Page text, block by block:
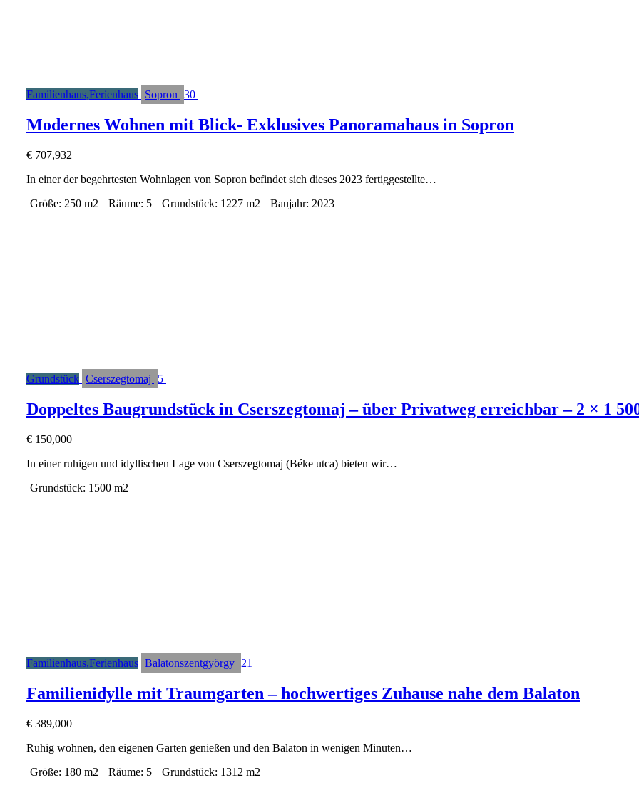
Familienhaus,Ferienhaus Sopron 30
Modernes Wohnen mit Blick- Exklusives Panoramahaus in Sopron
€ 707,932
In einer der begehrtesten Wohnlagen von Sopron befindet sich dieses 2023 fertiggestellte…
Größe: 250 m2 Räume: 5 Grundstück: 1227 m2 Baujahr: 2023
Grundstück Cserszegtomaj 5
Doppeltes Baugrundstück in Cserszegtomaj – über Privatweg erreichbar – 2 × 1
€ 150,000
In einer ruhigen und idyllischen Lage von Cserszegtomaj (Béke utca) bieten wir…
Grundstück: 1500 m2
Familienhaus,Ferienhaus Balatonszentgyörgy 21
Familienidylle mit Traumgarten – hochwertiges Zuhause nahe dem Balaton
€ 389,000
Ruhig wohnen, den eigenen Garten genießen und den Balaton in wenigen Minuten…
Größe: 180 m2 Räume: 5 Grundstück: 1312 m2